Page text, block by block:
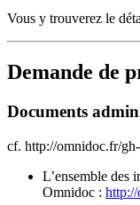
Vous y trouverez le
Demande de
Documents
cf. http://omnidoc.fr/
L’ensemble des
Omnidoc :